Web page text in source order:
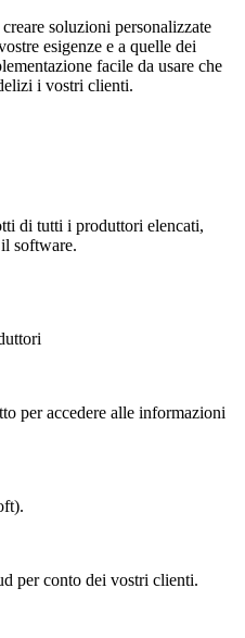
soluzioni personalizzate
esigenze e a quelle dei
facile da usare che
i vostri clienti.
di tutti i produttori elencati,
software.
per accedere alle informazioni
per conto dei vostri clienti.